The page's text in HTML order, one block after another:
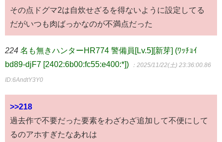
その点ドグマ2は自炊せざるを得ないように設定してる
だがいつも肉ばっかなのが不満点だった
224 名も無きハンターHR774 警備員[Lv.5][新芽] (ﾜｯﾁｮｲ
bd89-djF7 [2402:6b00:fc55:e400:*])
：2025/11/22(土) 23:36:00.86
ID:6AndtY3Y0
>>218
過去作で不要だった要素をわざわざ追加して不便にして
るのアホすぎたなあれは